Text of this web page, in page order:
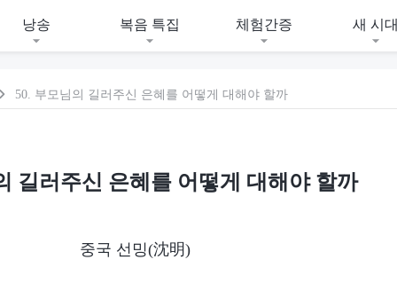
낭송 복음 특집 체험간증 새 시대
50. 부모님의 길러주신 은혜를 어떻게 대해야 할까
길러주신 은혜를 어떻게 대해야 할까
중국 선밍(沈明)